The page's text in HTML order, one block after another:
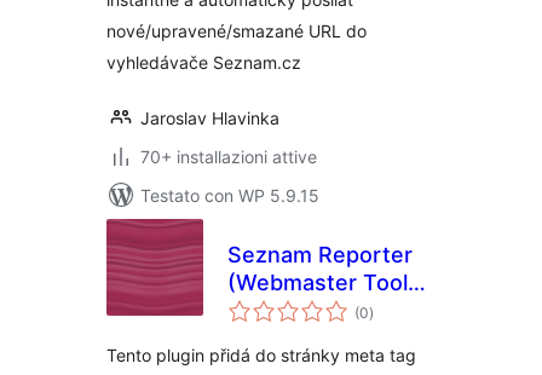
nové/upravené/smazané URL do
vyhledávače Seznam.cz
Jaroslav Hlavinka
70+ installazioni attive
Testato con WP 5.9.15
Seznam Reporter
(Webmaster Tools)
plugin
(0valutazioni
totali
)
Tento plugin přidá do stránky meta tag